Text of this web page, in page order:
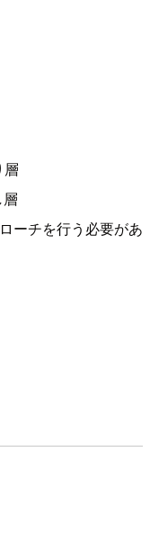
層
ーチを行う必要があ